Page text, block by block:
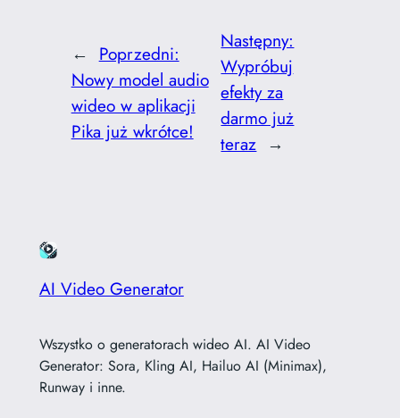
← Poprzedni:
Nowy model audio
wideo w aplikacji
Pika już wkrótce!
Następny:
Wypróbuj
efekty za
darmo już
teraz →
AI Video Generator
Wszystko o generatorach wideo AI. AI Video
Generator: Sora, Kling AI, Hailuo AI (Minimax),
Runway i inne.